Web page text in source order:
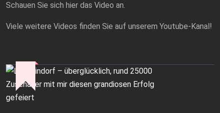
Schauen Sie sich hier das Video an.
Viele weitere Videos finden Sie auf unserem Youtube-Kanal!